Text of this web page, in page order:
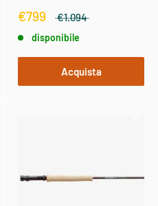
€799 €1.094
disponibile
Acquista